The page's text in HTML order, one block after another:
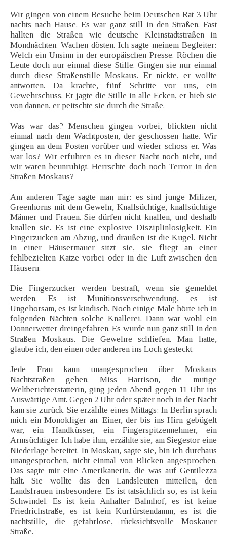
Wir gingen von einem Besuche beim Deutschen Rat 3 Uhr
nachts nach Hause. Es war ganz still in den Straßen. Fast
hallten die Straßen wie deutsche Kleinstadtstraßen in
Mondnächten. Wachen dösten. Ich sagte meinem Begleiter:
Welch ein Unsinn in der europäischen Presse. Röchen die
Leute doch nur einmal diese Stille. Gingen sie nur einmal
durch diese Straßenstille Moskaus. Er nickte, er wollte
antworten. Da krachte, fünf Schritte vor uns, ein
Gewehrschuss. Er jagte die Stille in alle Ecken, er hieb sie
von dannen, er peitschte sie durch die Straße.
Was war das? Menschen gingen vorbei, blickten nicht
einmal nach dem Wachtposten, der geschossen hatte. Wir
gingen an dem Posten vorüber und wieder schoss er. Was
war los? Wir erfuhren es in dieser Nacht noch nicht, und
wir waren beunruhigt. Herrschte doch noch Terror in den
Straßen Moskaus?
Am anderen Tage sagte man mir: es sind junge Milizer,
Greenhorns mit dem Gewehr, Knallsüchtige, knallsüchtige
Männer und Frauen. Sie dürfen nicht knallen, und deshalb
knallen sie. Es ist eine explosive Disziplinlosigkeit. Ein
Fingerzucken am Abzug, und draußen ist die Kugel. Nicht
in einer Häusermauer sitzt sie, sie fliegt an einer
fehlbezielten Katze vorbei oder in die Luft zwischen den
Häusern.
Die Fingerzucker werden bestraft, wenn sie gemeldet
werden. Es ist Munitionsverschwendung, es ist
Ungehorsam, es ist kindisch. Noch einige Male hörte ich in
folgenden Nächten solche Knallerei. Dann war wohl ein
Donnerwetter dreingefahren. Es wurde nun ganz still in den
Straßen Moskaus. Die Gewehre schliefen. Man hatte,
glaube ich, den einen oder anderen ins Loch gesteckt.
Jede Frau kann unangesprochen über Moskaus
Nachtstraßen gehen. Miss Harrison, die mutige
Weltberichterstatterin, ging jeden Abend gegen 11 Uhr ins
Auswärtige Amt. Gegen 2 Uhr oder später noch in der Nacht
kam sie zurück. Sie erzählte eines Mittags: In Berlin sprach
mich ein Monokliger an. Einer, der bis ins Hirn gebügelt
war, ein Handküsser, ein Fingerspitzennehmer, ein
Armsüchtiger. Ich habe ihm, erzählte sie, am Siegestor eine
Niederlage bereitet. In Moskau, sagte sie, bin ich durchaus
unangesprochen, nicht einmal von Blicken angesprochen.
Das sagte mir eine Amerikanerin, die was auf Gentilezza
hält. Sie wollte das den Landsleuten mitteilen, den
Landsfrauen insbesondere. Es ist tatsächlich so, es ist kein
Schwindel. Es ist kein Anhalter Bahnhof, es ist keine
Friedrichstraße, es ist kein Kurfürstendamm, es ist die
nachtstille, die gefahrlose, rücksichtsvolle Moskauer
Straße.